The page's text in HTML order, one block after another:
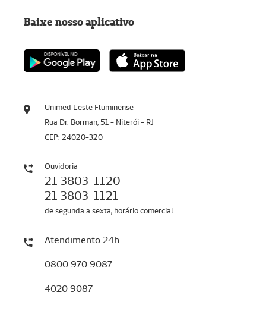
Unimed Leste Fluminense
Rua Dr. Borman, 51 - Niterói - RJ
CEP: 24020-320
Ouvidoria
21 3803-1120
21 3803-1121
de segunda a sexta, horário comercial
Atendimento 24h
0800 970 9087
4020 9087
Baixe nosso aplicativo